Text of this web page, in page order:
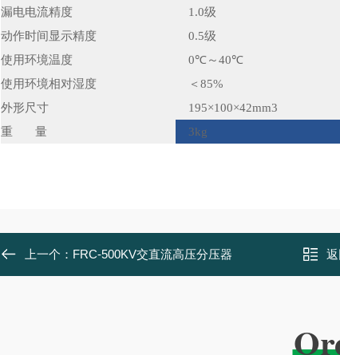
漏电电流精度
1.0级
动作时间显示精度
0.5级
使用环境温度
0℃～40℃
使用环境相对湿度
＜85%
外形尺寸
195×100×42mm3
重 量
3kg
上一个： FRC-500KV交直流高压分压器